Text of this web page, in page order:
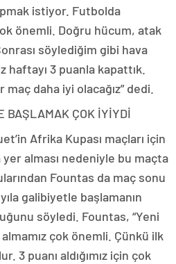
istiyor. Futbolda
önemli. Doğru hücum, atak
söylediğim gibi hava
haftayı 3 puanla kapattık.
daha iyi olacağız” dedi.
BAŞLAMAK ÇOK İYİYDİ
Afrika Kupası maçları için
yer alması nedeniyle bu maçta
Fountas da maç sonu
galibiyetle başlamanın
söyledi. Fountas, “Yeni
çok önemli. Çünkü ilk
3 puanı aldığımız için çok